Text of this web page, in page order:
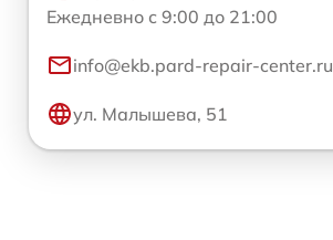
Ежедневно с 9:00 до 21:00
info@ekb.pard-repair-center.ru
ул. Малышева, 51